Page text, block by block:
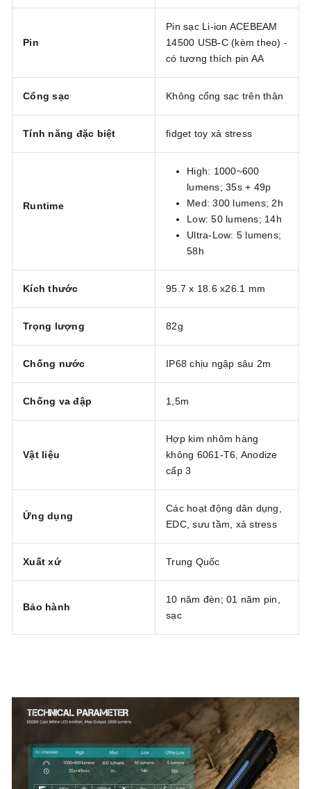
Pin
Pin sạc Li-ion ACEBEAM
14500 USB-C (kèm theo) -
có tương thích pin AA
Cổng sạc Không cổng sạc trên thân
Tính năng đặc biệt fidget toy xả stress
Runtime
High: 1000~600
lumens; 35s + 49p
Med: 300 lumens; 2h
Low: 50 lumens; 14h
Ultra-Low: 5 lumens;
58h
Kích thước 95.7 x 18.6 x26.1 mm
Trọng lượng 82g
Chống nước IP68 chịu ngập sâu 2m
Chống va đập 1,5m
Vật liệu
Hợp kim nhôm hàng
không 6061-T6, Anodize
cấp 3
Ứng dụng
Các hoạt động dân dụng,
EDC, sưu tầm, xả stress
Xuất xứ Trung Quốc
Bảo hành
10 năm đèn; 01 năm pin,
sạc